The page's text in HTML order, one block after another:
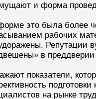
и форма
это была более
рабочих
Репутации
в преддверии
показатели,
на рынке